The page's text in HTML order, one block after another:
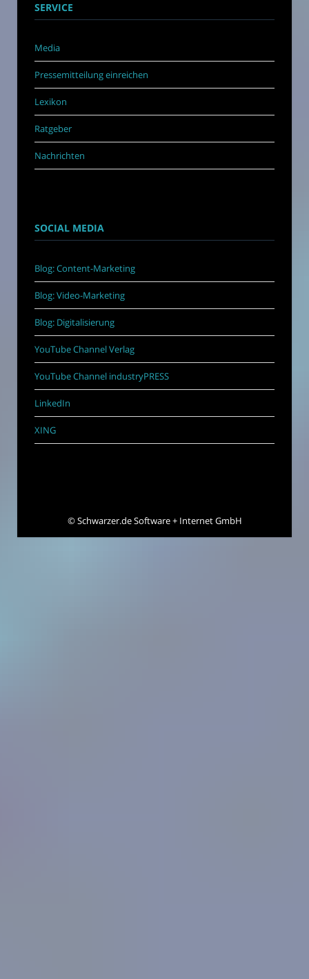
SERVICE
Media
Pressemitteilung einreichen
Lexikon
Ratgeber
Nachrichten
SOCIAL MEDIA
Blog: Content-Marketing
Blog: Video-Marketing
Blog: Digitalisierung
YouTube Channel Verlag
YouTube Channel industryPRESS
LinkedIn
XING
©Schwarzer.de Software + Internet GmbH